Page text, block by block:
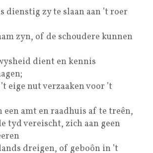
dienstig zy te slaan aan ’t roer
zyn, of de schoudere kunnen
dient en kennis
eige nut verzaaken voor ’t
een amt en raadhuis af te treên,
tyd vereischt, zich aan geen
dreigen, of geboôn in ’t